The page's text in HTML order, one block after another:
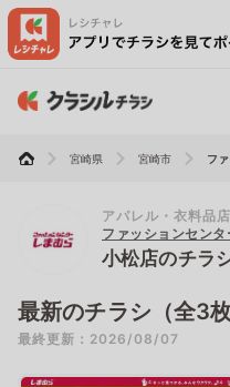
宮崎県 宮崎市 フ
アパレル・衣料品店
ファッションセンタ
小松店のチラ
最新のチラシ（全3枚
最終更新：2026/08/07